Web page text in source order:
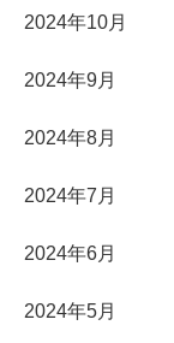
2024年10月
2024年9月
2024年8月
2024年7月
2024年6月
2024年5月